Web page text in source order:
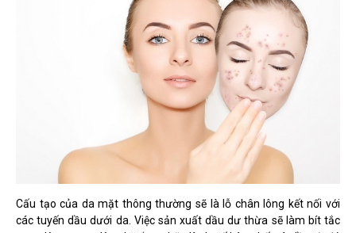
Cấu tạo của da mặt thông thường sẽ là lỗ chân lông kết nối với
các tuyến dầu dưới da. Việc sản xuất dầu dư thừa sẽ làm bít tắc